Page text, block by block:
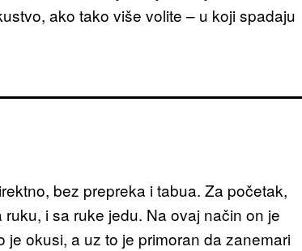
ako tako više volite – u koji spadaju
bez prepreka i tabua. Za početak,
i sa ruke jedu. Na ovaj način on je
okusi, a uz to je primoran da zanemari